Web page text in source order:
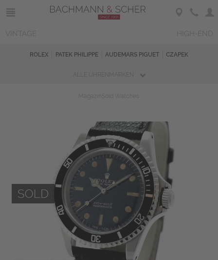
ROLEX PATEK PHILIPPE AUDEMARS PIGUET CZAPEK